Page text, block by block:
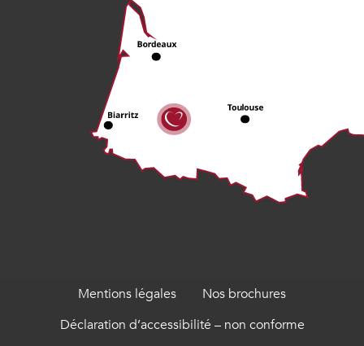
Mentions légales
Nos brochures
Déclaration d’accessibilité – non conforme